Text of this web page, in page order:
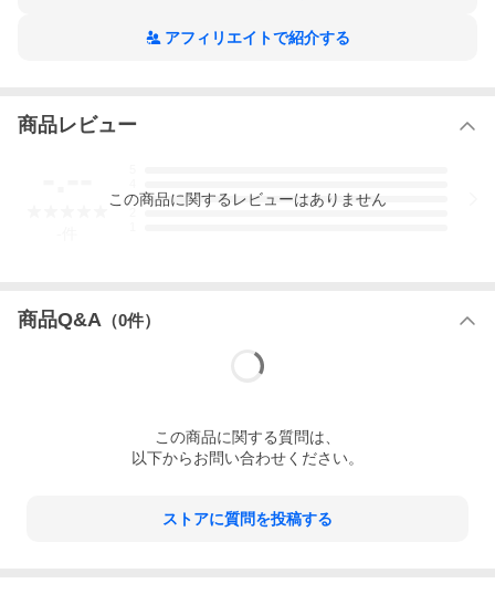
アフィリエイトで紹介する
商品レビュー
3
この商品に関するレビューはありません
商品Q&A （0件）
この商品に関する質問は、
以下からお問い合わせください。
ストアに質問を投稿する